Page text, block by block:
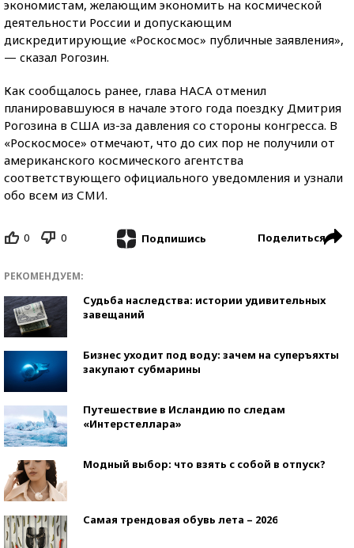
экономистам, желающим экономить на космической
деятельности России и допускающим
дискредитирующие «Роскосмос» публичные заявления»,
— cказал Рогозин.
Как сообщалось ранее, глава НАСА отменил
планировавшуюся в начале этого года поездку Дмитрия
Рогозина в США из-за давления со стороны конгресса. В
«Роскосмосе» отмечают, что до сих пор не получили от
американского космического агентства
соответствующего официального уведомления и узнали
обо всем из СМИ.
0 0 Подпишись Поделиться
РЕКОМЕНДУЕМ:
Судьба наследства: истории удивительных
завещаний
Бизнес уходит под воду: зачем на суперъяхты
закупают субмарины
Путешествие в Исландию по следам
«Интерстеллара»
Модный выбор: что взять с собой в отпуск?
Самая трендовая обувь лета – 2026